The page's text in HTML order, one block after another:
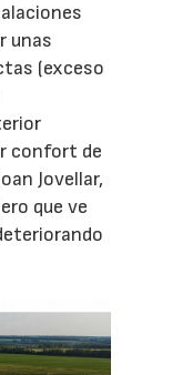
unas
(exceso
confort de
Jovellar,
que ve